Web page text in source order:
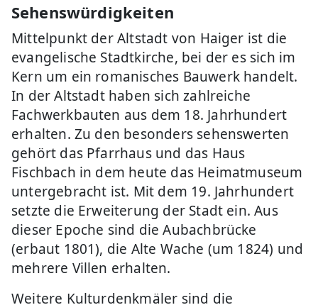
Sehenswürdigkeiten
Mittelpunkt der Altstadt von Haiger ist die
evangelische Stadtkirche, bei der es sich im
Kern um ein romanisches Bauwerk handelt.
In der Altstadt haben sich zahlreiche
Fachwerkbauten aus dem 18. Jahrhundert
erhalten. Zu den besonders sehenswerten
gehört das Pfarrhaus und das Haus
Fischbach in dem heute das Heimatmuseum
untergebracht ist. Mit dem 19. Jahrhundert
setzte die Erweiterung der Stadt ein. Aus
dieser Epoche sind die Aubachbrücke
(erbaut 1801), die Alte Wache (um 1824) und
mehrere Villen erhalten.
Weitere Kulturdenkmäler sind die